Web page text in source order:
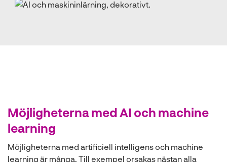
Möjligheterna med AI och machine
learning
Möjligheterna med artificiell intelligens och machine
learning är många. Till exempel orsakas nästan alla